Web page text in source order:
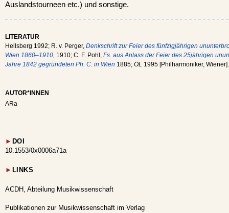
Auslandstourneen etc.) und sonstige.
LITERATUR
Hellsberg 1992; R. v. Perger, Denkschrift zur Feier des fünfzigjährigen
Wien 1860–1910, 1910; C. F. Pohl, Fs. aus Anlass der Feier des 25jährigen
Jahre 1842 gegründeten Ph. C. in Wien 1885; ÖL 1995 [Philharmoniker, Wiener].
AUTOR*INNEN
ARa
► DOI
10.1553/0x0006a71a
► LINKS
ACDH, Abteilung Musikwissenschaft
Publikationen zur Musikwissenschaft im Verlag